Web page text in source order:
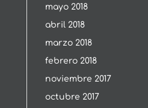
mayo 2018
abril 2018
marzo 2018
febrero 2018
noviembre 2017
octubre 2017